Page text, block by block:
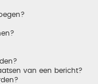
van een bericht?